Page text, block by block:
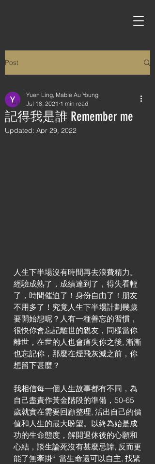
Post
All Posts
Remember Me
Proud of Me
記得我是誰 Remember me
Yuen Ling, Mable Au Young
Jul 18, 2021 1 min read
Updated: Apr 29, 2022
人生下半場沒有時間再去浪費精力。
經驗成熟了，成績達到了，得失看輕
了，時間催迫了！身份自由了！朋友
不用多了！究竟人生下半場計劃幾歲
要開始想呢？人有一種善忘的習慣，
很快你會忘記離世的親友，同樣當你
離世，在世的人也會痛失你之後, 漸漸
也忘記你，那麼在煙飛灰滅之前，你
想留下甚麼？
我相信每一個人生故事都有不同，為
自己盡責作黃金階段的準備，50-65
歲就實在需要回顧整理, 活出自己的價
值和人生的最大盼望。以終為始是成
功的生命態度，解開退休後的心願和
心結，談生論死沒有甚麼忌諱, 反而更
能了無牽掛°  當生命還可以自主, 找緊